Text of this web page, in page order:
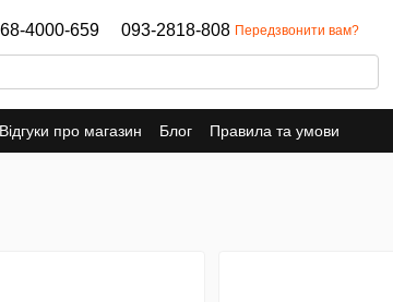
4000-659 093-2818-808 Передзвонити вам?
Відгуки про магазин Блог Правила та умови